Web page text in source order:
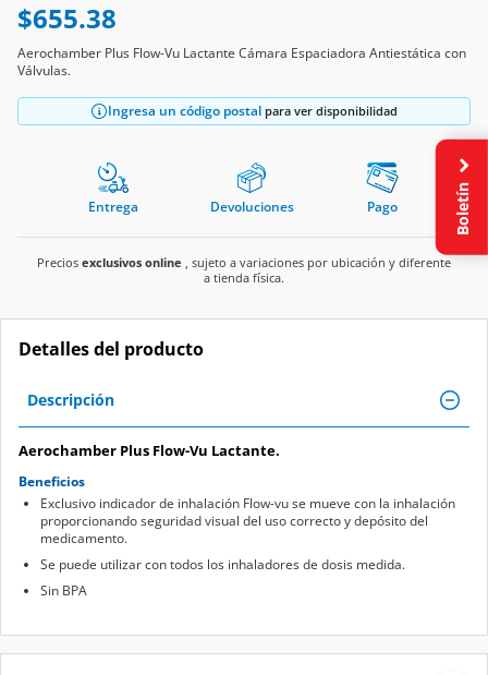
$655.38
Aerochamber Plus Flow-Vu Lactante Cámara Espaciadora Antiestática con
Válvulas.
Ingresa un código postal para ver disponibilidad
Entrega Devoluciones Pago
Precios exclusivos online , sujeto a variaciones por ubicación y diferente
a tienda física.
Detalles del producto
Descripción
Aerochamber Plus Flow-Vu Lactante.
Beneficios
Exclusivo indicador de inhalación Flow-vu se mueve con la inhalación
proporcionando seguridad visual del uso correcto y depósito del
medicamento.
Se puede utilizar con todos los inhaladores de dosis medida.
Sin BPA
Boletín